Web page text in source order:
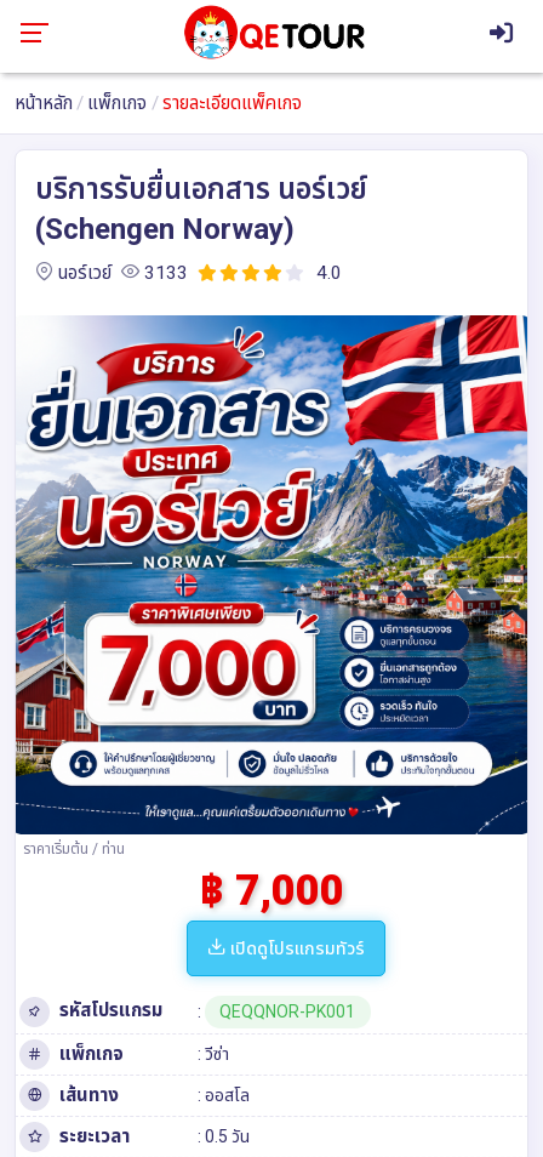
หน้าหลัก แพ็กเกจ รายละเอียดแพ็คเกจ
บริการรับยื่นเอกสาร นอร์เวย์
(Schengen Norway)
นอร์เวย์ 3133 4.0
ราคาเริ่มต้น / ท่าน
฿ 7,000
เปิดดูโปรแกรมทัวร์
รหัสโปรแกรม : QEQQNOR-PK001
แพ็กเกจ : วีซ่า
เส้นทาง : ออสโล
ระยะเวลา : 0.5 วัน